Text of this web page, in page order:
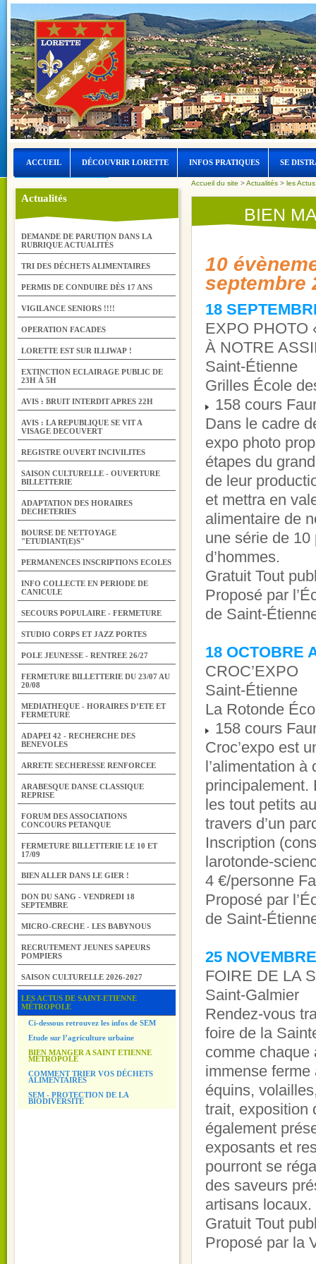
ACCUEIL DÉCOUVRIR LORETTE INFOS PRATIQUES SE
LORETTE ET L’EAU
Actualités
DEMANDE DE PARUTION DANS LA
RUBRIQUE ACTUALITÉS
TRI DES DÉCHETS ALIMENTAIRES
PERMIS DE CONDUIRE DÈS 17 ANS
VIGILANCE SENIORS !!!!
OPERATION FACADES
LORETTE EST SUR ILLIWAP !
EXTINCTION ECLAIRAGE PUBLIC DE
23H À 5H
AVIS : BRUIT INTERDIT APRES 22H
AVIS : LA REPUBLIQUE SE VIT A
VISAGE DECOUVERT
REGISTRE OUVERT INCIVILITES
SAISON CULTURELLE - OUVERTURE
BILLETTERIE
ADAPTATION DES HORAIRES
DECHETERIES
BOURSE DE NETTOYAGE
"ETUDIANT(E)S"
PERMANENCES INSCRIPTIONS ECOLES
INFO COLLECTE EN PERIODE DE
CANICULE
SECOURS POPULAIRE - FERMETURE
STUDIO CORPS ET JAZZ PORTES
POLE JEUNESSE - RENTREE 26/27
FERMETURE BILLETTERIE DU 23/07 AU
20/08
MEDIATHEQUE - HORAIRES D’ETE ET
FERMETURE
ADAPEI 42 - RECHERCHE DES
BENEVOLES
ARRETE SECHERESSE RENFORCEE
ARABESQUE DANSE CLASSIQUE
REPRISE
FORUM DES ASSOCIATIONS
CONCOURS PETANQUE
FERMETURE BILLETTERIE LE 10 ET
17/09
BIEN ALLER DANS LE GIER !
DON DU SANG - VENDREDI 18
SEPTEMBRE
MICRO-CRECHE - LES BABYNOUS
RECRUTEMENT JEUNES SAPEURS
POMPIERS
SAISON CULTURELLE 2026-2027
LES ACTUS DE SAINT-ETIENNE
MÉTROPOLE
Ci-dessous retrouvez les infos de SEM
Etude sur l’agriculture urbaine
BIEN MANGER A SAINT ETIENNE
METROPOLE
COMMENT TRIER VOS DÉCHETS
ALIMENTAIRES
SEM - PROTECTION DE LA
BIODIVERSITE
Accueil du site >Actualités > les
BIEN
10
septembre
18
EXPO PHOTO
À NOTRE
Saint-Étienne
Grilles École
158 cours
Dans le cadre
expo photo
étapes du
de leur
et mettra en
alimentaire de
une série de
d’hommes.
Gratuit Tout
Proposé par
de Saint-
18 OCTOBRE
CROC’EXPO
Saint-Étienne
La Rotonde
158 cours
Croc’expo est
l’alimentation
principalement.
les tout petits
travers d’un
Inscription
larotonde-
4 €/personne
Proposé par
de Saint-
25
FOIRE DE LA
Saint-Galmier
Rendez-vous
foire de la
comme chaque
immense
équins,
trait, exposition
également
exposants et
pourront se
des saveurs
artisans locaux.
Gratuit Tout
Proposé par la